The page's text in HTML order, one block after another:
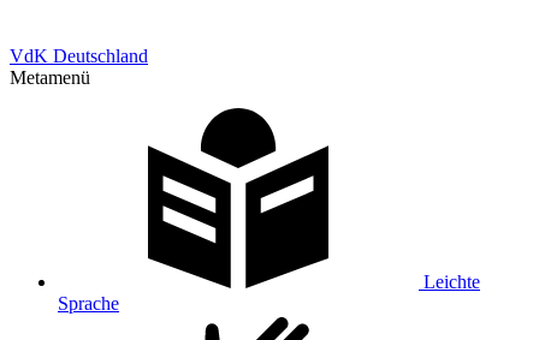
VdK Deutschland
Metamenü
Leichte
Sprache